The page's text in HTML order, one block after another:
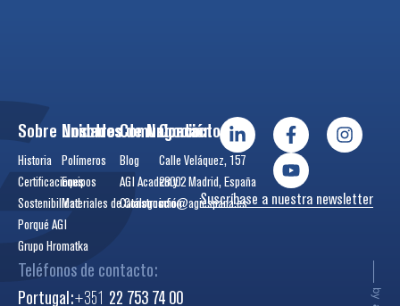
Sobre Nosotros
Historia
Certificaciones
Sostenibilidad
Porqué AGI
Grupo Hromatka
Unidades de Negocio
Polímeros
Equipos
Materiales de Construcción
Comunicación
Blog
AGI Academy
Catálogos
Contactos
Calle Veláquez, 157
28002 Madrid, España
info@agiespana.es
Suscríbase a nuestra newsletter
Teléfonos de contacto:
Portugal:+351 22 753 74 00 by